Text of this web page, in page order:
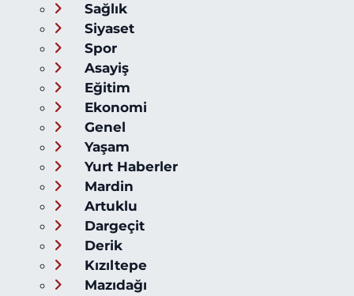
Sağlık
Siyaset
Spor
Asayiş
Eğitim
Ekonomi
Genel
Yaşam
Yurt Haberler
Mardin
Artuklu
Dargeçit
Derik
Kızıltepe
Mazıdağı